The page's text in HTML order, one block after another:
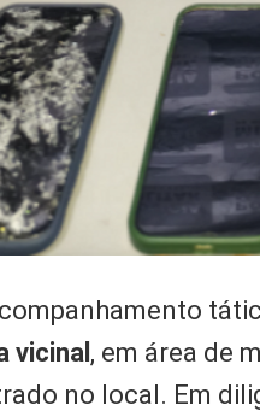
vicinal , em área de
no local. Em